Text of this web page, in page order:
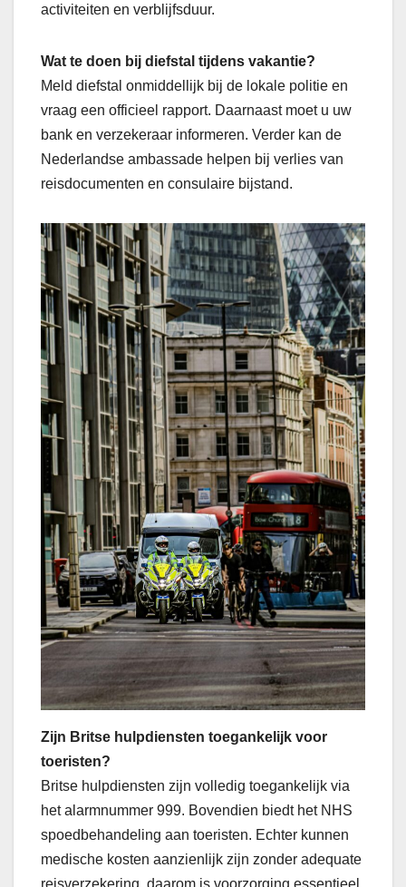
activiteiten en verblijfsduur.
Wat te doen bij diefstal tijdens vakantie?
Meld diefstal onmiddellijk bij de lokale politie en
vraag een officieel rapport. Daarnaast moet u uw
bank en verzekeraar informeren. Verder kan de
Nederlandse ambassade helpen bij verlies van
reisdocumenten en consulaire bijstand.
Zijn Britse hulpdiensten toegankelijk voor
toeristen?
Britse hulpdiensten zijn volledig toegankelijk via
het alarmnummer 999. Bovendien biedt het NHS
spoedbehandeling aan toeristen. Echter kunnen
medische kosten aanzienlijk zijn zonder adequate
reisverzekering, daarom is voorzorging essentieel.